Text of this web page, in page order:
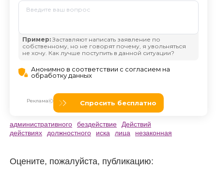
административного бездействие
Действий
действиях
должностного иска лица незаконная
Оцените, пожалуйста, публикацию: